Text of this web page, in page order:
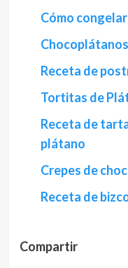
Cómo
Receta de
Tortitas de
Receta de
plátano
Crepes de
Receta de
Compartir